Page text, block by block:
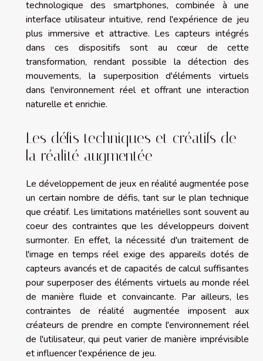
technologique des smartphones, combinée à une
interface utilisateur intuitive, rend l'expérience de jeu
plus immersive et attractive. Les capteurs intégrés
dans ces dispositifs sont au cœur de cette
transformation, rendant possible la détection des
mouvements, la superposition d'éléments virtuels
dans l'environnement réel et offrant une interaction
naturelle et enrichie.
Les défis techniques et créatifs de
la réalité augmentée
Le développement de jeux en réalité augmentée pose
un certain nombre de défis, tant sur le plan technique
que créatif. Les limitations matérielles sont souvent au
coeur des contraintes que les développeurs doivent
surmonter. En effet, la nécessité d'un traitement de
l'image en temps réel exige des appareils dotés de
capteurs avancés et de capacités de calcul suffisantes
pour superposer des éléments virtuels au monde réel
de manière fluide et convaincante. Par ailleurs, les
contraintes de réalité augmentée imposent aux
créateurs de prendre en compte l'environnement réel
de l'utilisateur, qui peut varier de manière imprévisible
et influencer l'expérience de jeu.